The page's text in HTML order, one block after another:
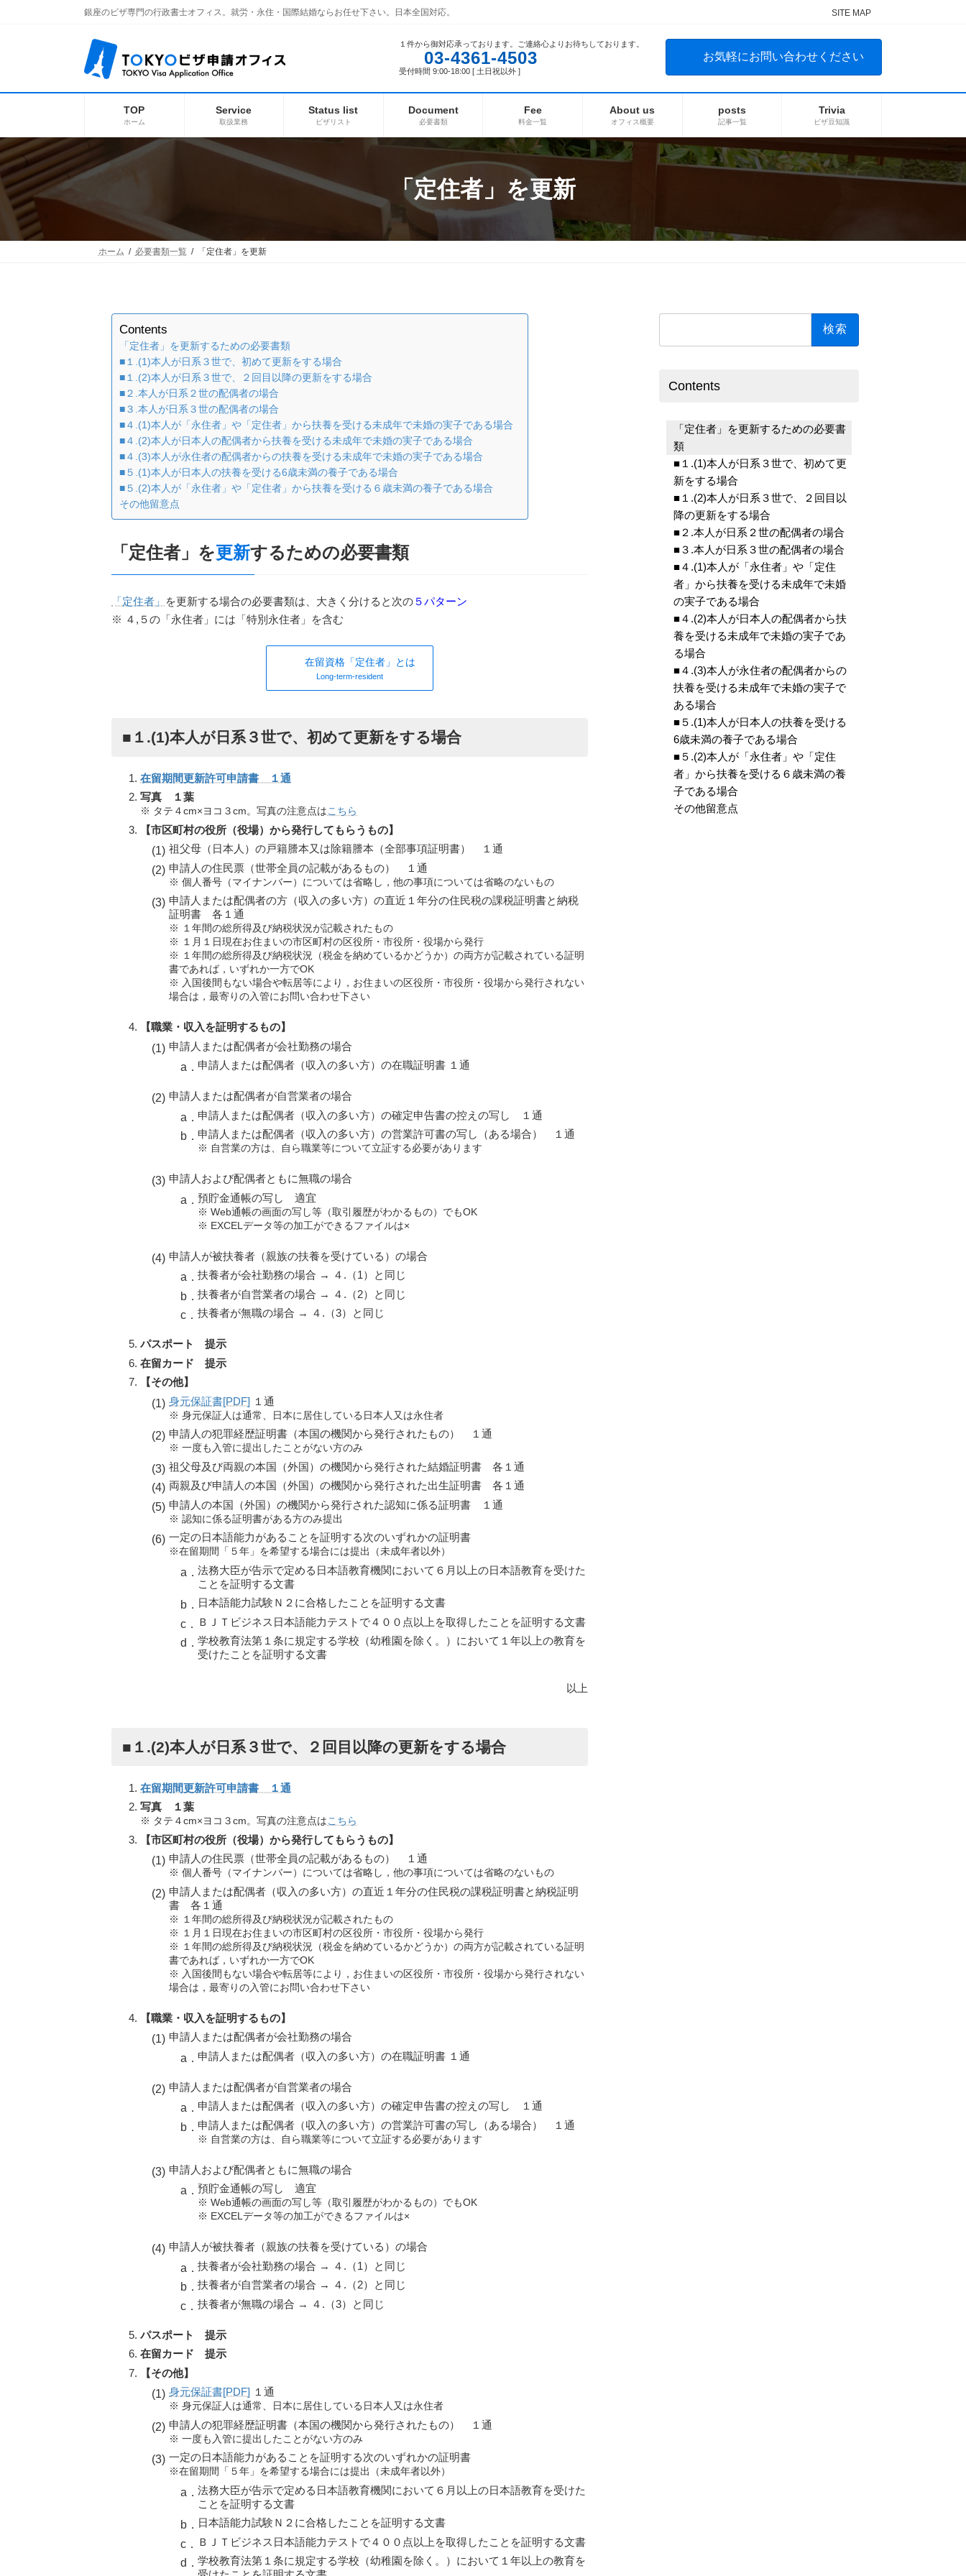
銀座のビザ専門の行政書士オフィス。就労・永住・国際結婚ならお任せ下さい。日本全国対応。 SITE MAP
１件から御対応承っております。ご連絡心よりお待ちしております。
03-4361-4503
受付時間 9:00-18:00 [ 土日祝以外 ]
お気軽にお問い合わせください
TOP
ホーム
Service
取扱業務
Status list
ビザリスト
Document
必要書類
Fee
料金一覧
About us
オフィス概要
posts
記事一覧
Trivia
ビザ豆知識
「定住者」を更新
ホーム 必要書類一覧 「定住者」を更新
Contents
「定住者」を更新するための必要書類
■１.(1)本人が日系３世で、初めて更新をする場合
■１.(2)本人が日系３世で、２回目以降の更新をする場合
■２.本人が日系２世の配偶者の場合
■３.本人が日系３世の配偶者の場合
■４.(1)本人が「永住者」や「定住者」から扶養を受ける未成年で未婚の実子である場合
■４.(2)本人が日本人の配偶者から扶養を受ける未成年で未婚の実子である場合
■４.(3)本人が永住者の配偶者からの扶養を受ける未成年で未婚の実子である場合
■５.(1)本人が日本人の扶養を受ける6歳未満の養子である場合
■５.(2)本人が「永住者」や「定住者」から扶養を受ける６歳未満の養子である場合
その他留意点
「定住者」を更新するための必要書類
「定住者」 を更新する場合の必要書類は、大きく分けると次の ５パターン
※ ４,５の「永住者」には「特別永住者」を含む
在留資格「定住者」とは
Long-term-resident
■１.(1)本人が日系３世で、初めて更新をする場合
在留期間更新許可申請書 １通
写真 １葉
※ タテ４cm×ヨコ３cm。写真の注意点はこちら
【市区町村の役所（役場）から発行してもらうもの】
祖父母（日本人）の戸籍謄本又は除籍謄本（全部事項証明書） １通
申請人の住民票（世帯全員の記載があるもの） １通
※ 個人番号（マイナンバー）については省略し，他の事項については省略のないもの
申請人または配偶者の方（収入の多い方）の直近１年分の住民税の課税証明書と納税
証明書 各１通
※ １年間の総所得及び納税状況が記載されたもの
※ １月１日現在お住まいの市区町村の区役所・市役所・役場から発行
※ １年間の総所得及び納税状況（税金を納めているかどうか）の両方が記載されている証明
書であれば，いずれか一方でOK
※ 入国後間もない場合や転居等により，お住まいの区役所・市役所・役場から発行されない
場合は，最寄りの入管にお問い合わせ下さい
【職業・収入を証明するもの】
申請人または配偶者が会社勤務の場合
申請人または配偶者（収入の多い方）の在職証明書 １通
申請人または配偶者が自営業者の場合
申請人または配偶者（収入の多い方）の確定申告書の控えの写し １通
申請人または配偶者（収入の多い方）の営業許可書の写し（ある場合） １通
※ 自営業の方は、自ら職業等について立証する必要があります
申請人および配偶者ともに無職の場合
預貯金通帳の写し 適宜
※ Web通帳の画面の写し等（取引履歴がわかるもの）でもOK
※ EXCELデータ等の加工ができるファイルは×
申請人が被扶養者（親族の扶養を受けている）の場合
扶養者が会社勤務の場合 → ４.（1）と同じ
扶養者が自営業者の場合 → ４.（2）と同じ
扶養者が無職の場合 → ４.（3）と同じ
パスポート 提示
在留カード 提示
【その他】
身元保証書[PDF] １通
※ 身元保証人は通常、日本に居住している日本人又は永住者
申請人の犯罪経歴証明書（本国の機関から発行されたもの） １通
※ 一度も入管に提出したことがない方のみ
祖父母及び両親の本国（外国）の機関から発行された結婚証明書 各１通
両親及び申請人の本国（外国）の機関から発行された出生証明書 各１通
申請人の本国（外国）の機関から発行された認知に係る証明書 １通
※ 認知に係る証明書がある方のみ提出
一定の日本語能力があることを証明する次のいずれかの証明書
※在留期間「５年」を希望する場合には提出（未成年者以外）
法務大臣が告示で定める日本語教育機関において６月以上の日本語教育を受けた
ことを証明する文書
日本語能力試験Ｎ２に合格したことを証明する文書
ＢＪＴビジネス日本語能力テストで４００点以上を取得したことを証明する文書
学校教育法第１条に規定する学校（幼稚園を除く。）において１年以上の教育を
受けたことを証明する文書
以上
■１.(2)本人が日系３世で、２回目以降の更新をする場合
在留期間更新許可申請書 １通
写真 １葉
※ タテ４cm×ヨコ３cm。写真の注意点はこちら
【市区町村の役所（役場）から発行してもらうもの】
申請人の住民票（世帯全員の記載があるもの） １通
※ 個人番号（マイナンバー）については省略し，他の事項については省略のないもの
申請人または配偶者（収入の多い方）の直近１年分の住民税の課税証明書と納税証明
書 各１通
※ １年間の総所得及び納税状況が記載されたもの
※ １月１日現在お住まいの市区町村の区役所・市役所・役場から発行
※ １年間の総所得及び納税状況（税金を納めているかどうか）の両方が記載されている証明
書であれば，いずれか一方でOK
※ 入国後間もない場合や転居等により，お住まいの区役所・市役所・役場から発行されない
場合は，最寄りの入管にお問い合わせ下さい
【職業・収入を証明するもの】
申請人または配偶者が会社勤務の場合
申請人または配偶者（収入の多い方）の在職証明書 １通
申請人または配偶者が自営業者の場合
申請人または配偶者（収入の多い方）の確定申告書の控えの写し １通
申請人または配偶者（収入の多い方）の営業許可書の写し（ある場合） １通
※ 自営業の方は、自ら職業等について立証する必要があります
申請人および配偶者ともに無職の場合
預貯金通帳の写し 適宜
※ Web通帳の画面の写し等（取引履歴がわかるもの）でもOK
※ EXCELデータ等の加工ができるファイルは×
申請人が被扶養者（親族の扶養を受けている）の場合
扶養者が会社勤務の場合 → ４.（1）と同じ
扶養者が自営業者の場合 → ４.（2）と同じ
扶養者が無職の場合 → ４.（3）と同じ
パスポート 提示
在留カード 提示
【その他】
身元保証書[PDF] １通
※ 身元保証人は通常、 日本に居住している日本人又は永住者
申請人の犯罪経歴証明書（本国の機関から発行されたもの） １通
※ 一度も入管に提出したことがない方のみ
一定の日本語能力があることを証明する次のいずれかの証明書
※在留期間「５年」を希望する場合には提出（未成年者以外）
法務大臣が告示で定める日本語教育機関において６月以上の日本語教育を受けた
ことを証明する文書
日本語能力試験Ｎ２に合格したことを証明する文書
ＢＪＴビジネス日本語能力テストで４００点以上を取得したことを証明する文書
学校教育法第１条に規定する学校（幼稚園を除く。）において１年以上の教育を
検
Contents
「定住者」を更新するための必要書
類
■１.(1)本人が日系３世で、初めて更
新をする場合
■１.(2)本人が日系３世で、２回目以
降の更新をする場合
■２.本人が日系２世の配偶者の場合
■３.本人が日系３世の配偶者の場合
■４.(1)本人が「永住者」や「定住
者」から扶養を受ける未成年で未婚
の実子である場合
■４.(2)本人が日本人の配偶者から扶
養を受ける未成年で未婚の実子であ
る場合
■４.(3)本人が永住者の配偶者からの
扶養を受ける未成年で未婚の実子で
ある場合
■５.(1)本人が日本人の扶養を受ける
6歳未満の養子である場合
■５.(2)本人が「永住者」や「定住
者」から扶養を受ける６歳未満の養
子である場合
その他留意点